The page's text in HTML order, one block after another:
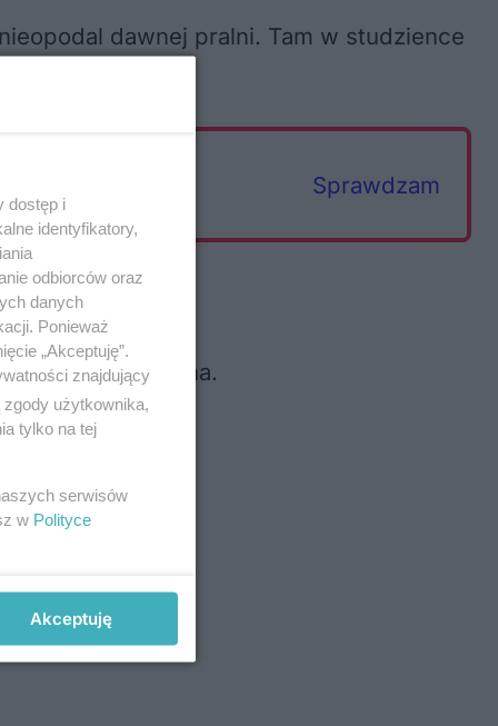
dawnej pralni. Tam w studzience
Sprawdzam
rozwiązana.
do
rzecznik
dostęp i
identyfikatory,
odbiorców oraz
danych
Ponieważ
„Akceptuję”.
znajdujący
użytkownika,
tylko na tej
serwisów
w Polityce
Akceptuję